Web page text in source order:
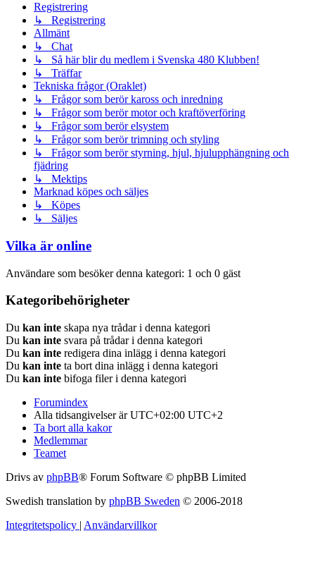
Registrering
↳ Registrering
Allmänt
↳ Chat
↳ Så här blir du medlem i Svenska 480 Klubben!
↳ Träffar
Tekniska frågor (Oraklet)
↳ Frågor som berör kaross och inredning
↳ Frågor som berör motor och kraftöverföring
↳ Frågor som berör elsystem
↳ Frågor som berör trimning och styling
↳ Frågor som berör styrning, hjul, hjulupphängning och
fjädring
↳ Mektips
Marknad köpes och säljes
↳ Köpes
↳ Säljes
Vilka är online
Användare som besöker denna kategori: 1 och 0 gäst
Kategoribehörigheter
Du kan inte skapa nya trådar i denna kategori
Du kan inte svara på trådar i denna kategori
Du kan inte redigera dina inlägg i denna kategori
Du kan inte ta bort dina inlägg i denna kategori
Du kan inte bifoga filer i denna kategori
Forumindex
Alla tidsangivelser är UTC+02:00 UTC+2
Ta bort alla kakor
Medlemmar
Teamet
Drivs av phpBB® Forum Software © phpBB Limited
Swedish translation by phpBB Sweden © 2006-2018
Integritetspolicy | Användarvillkor